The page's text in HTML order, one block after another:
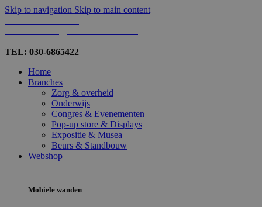
Skip to navigation Skip to main content
TEL: 030-6865422
Home
Branches
Zorg & overheid
Onderwijs
Congres & Evenementen
Pop-up store & Displays
Expositie & Musea
Beurs & Standbouw
Webshop
Mobiele wanden